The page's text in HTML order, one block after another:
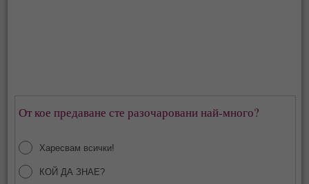
От кое предаване сте разочаровани най-много?
Харесвам всички!
КОЙ ДА ЗНАЕ?